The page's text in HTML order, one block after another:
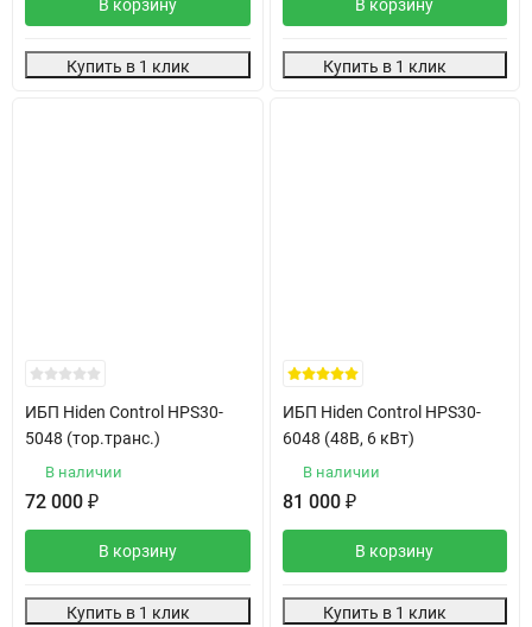
В корзину
Купить в 1 клик
В корзину
Купить в 1 клик
ИБП Hiden Control HPS30-
5048 (тор.транс.)
В наличии
72 000 ₽
В корзину
Купить в 1 клик
ИБП Hiden Control HPS30-
6048 (48В, 6 кВт)
В наличии
81 000 ₽
В корзину
Купить в 1 клик